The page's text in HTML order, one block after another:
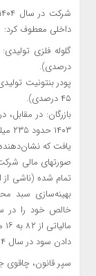
داخلی معطوف کرد:
درصدی).
۴۵ درصدی).
بازرگان: در
یافت که
تمام شده (ناشی
بهینه‌سازی سبد
دادن سود در سال ۱۴۰۴ بوده است.
سپر قانون،